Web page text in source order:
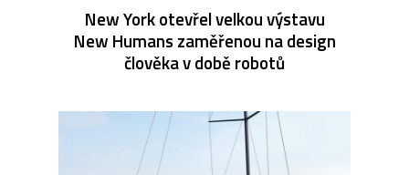
New York otevřel velkou výstavu
New Humans zaměřenou na design
člověka v době robotů